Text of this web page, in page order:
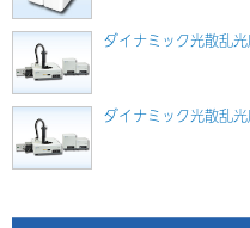
ダイナミック光散乱
ダイナミック光散乱